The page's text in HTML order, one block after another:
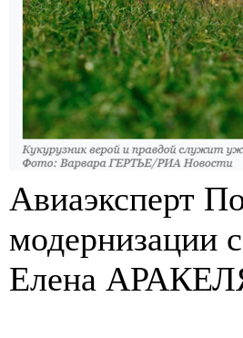
Авиаэксперт
модернизации
Елена